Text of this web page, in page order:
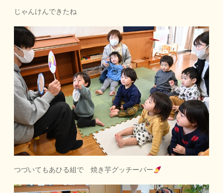
じゃんけんできたね
つづいてもあひる組で 焼き芋グッチーパー